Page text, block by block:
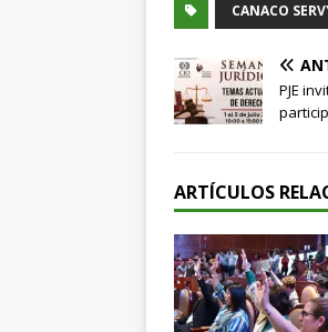
CANACO
PJE
ARTÍCULOS